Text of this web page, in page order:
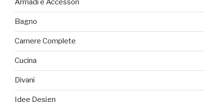
Armadi e Accessori
Bagno
Camere Complete
Cucina
Divani
Idee Design